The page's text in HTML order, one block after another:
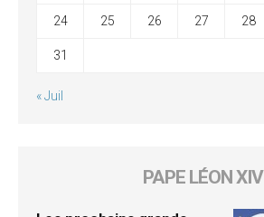
24 25 26 27 28
31
« Juil
PAPE LÉON XIV